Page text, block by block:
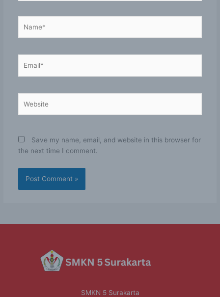
Save my name, email, and website in this browser for
the next time I comment.
SMKN 5 Surakarta